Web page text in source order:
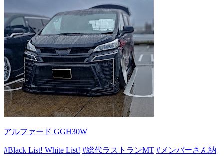
アルファード GGH30W
#Black List! White List! #総代ラストランMT #メンバーさん納